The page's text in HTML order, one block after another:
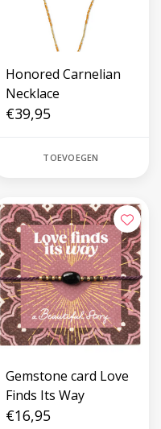
Honored Carnelian
Necklace
€39,95
TOEVOEGEN
Gemstone card Love
Finds Its Way
€16,95